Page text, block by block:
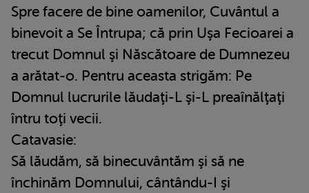
Spre facere de bine oamenilor, Cuvântul a
binevoit a Se Întrupa; că prin Uşa Fecioarei a
trecut Domnul şi Născătoare de Dumnezeu
a arătat-o. Pentru aceasta strigăm: Pe
Domnul lucrurile lăudaţi-L şi-L preaînălţaţi
întru toţi vecii.
Catavasie:
Să lăudăm, să binecuvântăm şi să ne
închinăm Domnului, cântându-I şi